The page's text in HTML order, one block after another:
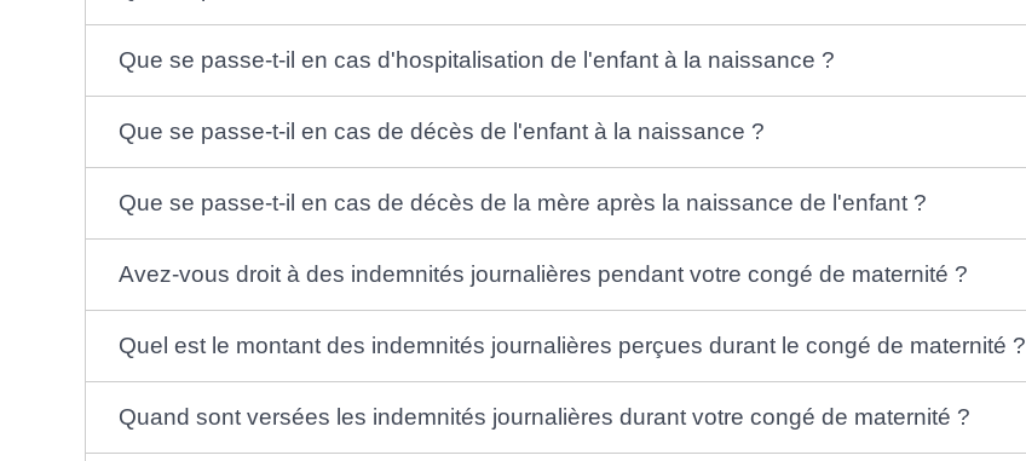
Que se passe-t-il en cas d'hospitalisation de l'enfant à la naissance ?
Que se passe-t-il en cas de décès de l'enfant à la naissance ?
Que se passe-t-il en cas de décès de la mère après la naissance de l'enfant ?
Avez-vous droit à des indemnités journalières pendant votre congé de maternité ?
Quel est le montant des indemnités journalières perçues durant le congé de maternité ?
Quand sont versées les indemnités journalières durant votre congé de maternité ?